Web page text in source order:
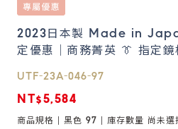
Online Shop
鏡片說明
Lens
常見問題
2023日本製 Made in
定優惠｜商務菁英 👔 指定
UTF-23A-046-97
NT$5,584
商品規格 | 黑色 97 | 庫存數量 尚未選